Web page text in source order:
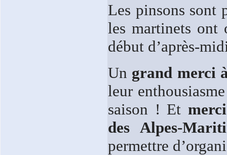
Les pinsons sont
les martinets ont
début d’après-
Un grand merci
leur
saison ! Et
des Alpes-
permettre